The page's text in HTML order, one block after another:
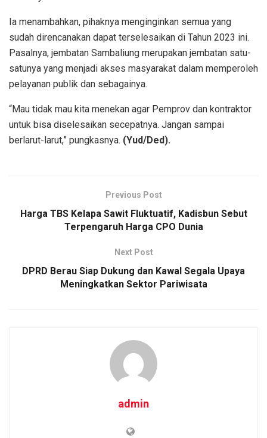
Ia menambahkan, pihaknya menginginkan semua yang
sudah direncanakan dapat terselesaikan di Tahun 2023 ini.
Pasalnya, jembatan Sambaliung merupakan jembatan satu-
satunya yang menjadi akses masyarakat dalam memperoleh
pelayanan publik dan sebagainya.
“Mau tidak mau kita menekan agar Pemprov dan kontraktor
untuk bisa diselesaikan secepatnya. Jangan sampai
berlarut-larut,” pungkasnya. (Yud/Ded).
Previous Post
Harga TBS Kelapa Sawit Fluktuatif, Kadisbun Sebut
Terpengaruh Harga CPO Dunia
Next Post
DPRD Berau Siap Dukung dan Kawal Segala Upaya
Meningkatkan Sektor Pariwisata
admin